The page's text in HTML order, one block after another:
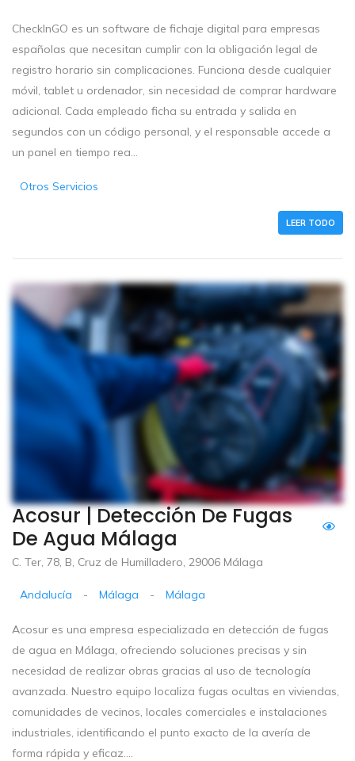
CheckInGO es un software de fichaje digital para empresas
españolas que necesitan cumplir con la obligación legal de
registro horario sin complicaciones. Funciona desde cualquier
móvil, tablet u ordenador, sin necesidad de comprar hardware
adicional. Cada empleado ficha su entrada y salida en
segundos con un código personal, y el responsable accede a
un panel en tiempo rea...
Otros Servicios
LEER TODO
Acosur | Detección De Fugas
De Agua Málaga
C. Ter, 78, B, Cruz de Humilladero, 29006 Málaga
Andalucía - Málaga - Málaga
Acosur es una empresa especializada en detección de fugas
de agua en Málaga, ofreciendo soluciones precisas y sin
necesidad de realizar obras gracias al uso de tecnología
avanzada. Nuestro equipo localiza fugas ocultas en viviendas,
comunidades de vecinos, locales comerciales e instalaciones
industriales, identificando el punto exacto de la avería de
forma rápida y eficaz....